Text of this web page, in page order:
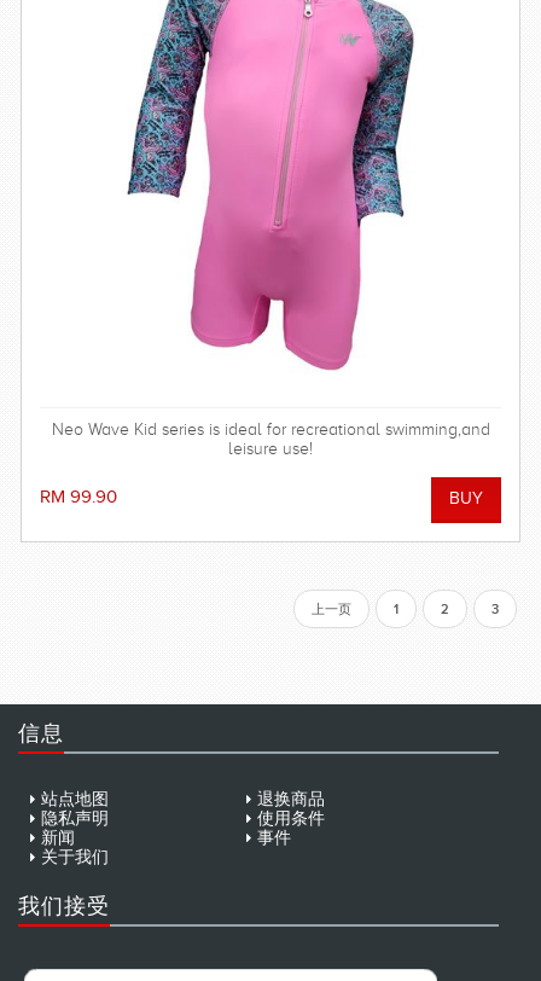
Neo Wave Kid series is ideal for recreational swimming,and
leisure use!
RM 99.90
上一页 1 2 3
信息
站点地图
退换商品
隐私声明
使用条件
新闻
事件
关于我们
我们接受